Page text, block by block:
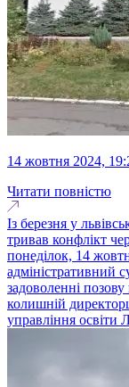
14 жовтня 2024,
Читати повністю
Із березня у
тривав конфлікт
понеділок, 14
адміністративний
задоволенні
колишній
управління освіти